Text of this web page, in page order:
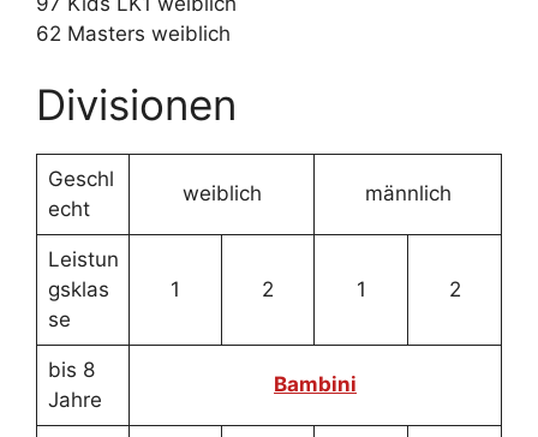
62 Masters weiblich
Divisionen
Geschl
echt
weiblich männlich
Leistun
gsklas
se
1 2 1 2
bis 8
Jahre
Bambini